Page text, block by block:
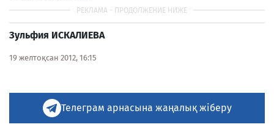
Зульфия ИСКАЛИЕВА
19 желтоқсан 2012, 16:15
Телеграм арнасына жаңалық жіберу